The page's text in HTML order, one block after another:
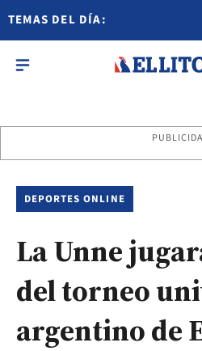
TEMAS DEL DÍA:
DEPORTES ONLINE
La Unne
del torneo
argentino de